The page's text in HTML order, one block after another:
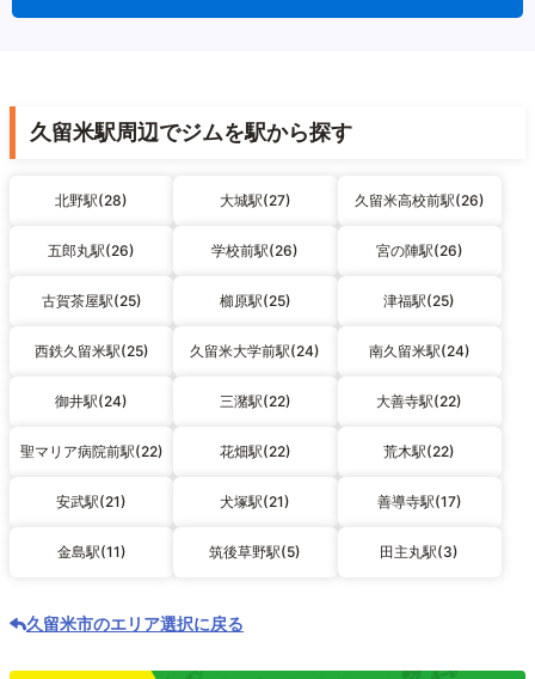
久留米駅周辺でジムを駅から探す
北野駅(28) 大城駅(27) 久留米高校前駅(26)
五郎丸駅(26) 学校前駅(26) 宮の陣駅(26)
古賀茶屋駅(25) 櫛原駅(25) 津福駅(25)
西鉄久留米駅(25) 久留米大学前駅(24) 南久留米駅(24)
御井駅(24) 三潴駅(22) 大善寺駅(22)
聖マリア病院前駅(22) 花畑駅(22) 荒木駅(22)
安武駅(21) 犬塚駅(21) 善導寺駅(17)
金島駅(11) 筑後草野駅(5) 田主丸駅(3)
久留米市のエリア選択に戻る